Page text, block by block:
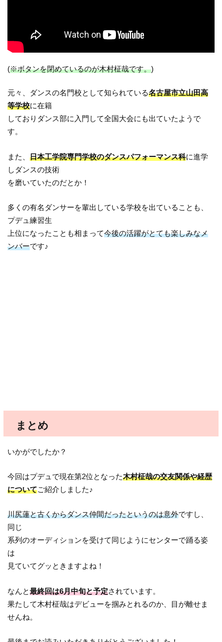
(※ボタンを閉めているのが木村柾哉です。)
元々、ダンスの名門校として知られている名古屋市立山田高
等学校に在籍
しておりダンス部に入門して全国大会にも出ていたようで
す。
また、日本工学院専門学校のダンスパフォーマンス科に進学
しダンスの技術
を磨いていたのだとか！
多くの有名ダンサーを輩出している学校を出ていることも、
プデュ練習生
上位になったことも相まって今後の活躍がとても楽しみなメ
ンバーです♪
まとめ
いかがでしたか？
今回はプデュで現在第2位となった木村柾哉の交友関係や経歴
についてご紹介しました♪
川尻蓮と古くからダンス仲間だったというのは意外ですし、
同じ
系列のオーディションを受けて同じようにセンターで踊る姿
は
見ていてグッときますよね！
なんと最終回は6月中旬と予定されています。
果たして木村柾哉はデビューを掴みとれるのか、目が離せま
せんね。